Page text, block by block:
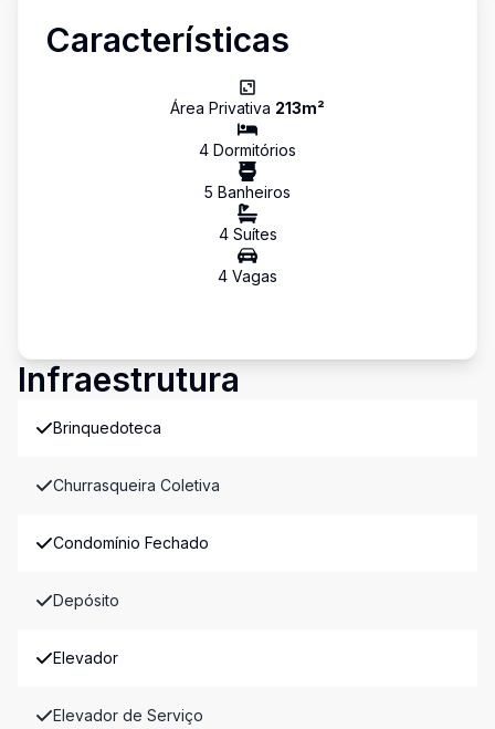
Características
Área Privativa 213m²
4 Dormitórios
5 Banheiros
4Suítes
4 Vagas
Infraestrutura
Brinquedoteca
Churrasqueira Coletiva
Condomínio Fechado
Depósito
Elevador
Elevador de Serviço